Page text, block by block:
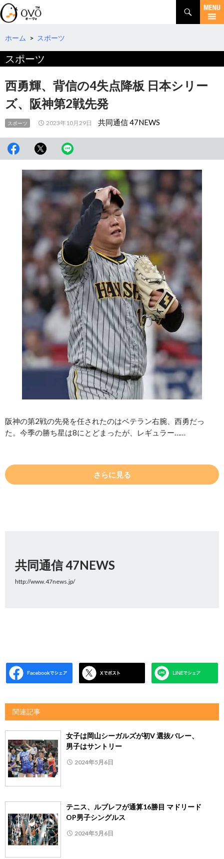
検
索
コ
テ
へ
移
動
ホーム > スポーツ
スポーツ
西勇輝、背信の4失点降板 日本シリー
ズ、阪神第2戦先発
スポーツ 2023年10月29日 共同通信 47NEWS
阪神の第2戦の先発を任されたのはベテラン右腕、西勇だっ
た。今季の勝ち星は8にとどまったが、レギュラー……
さらに見る
共同通信 47NEWS
http://www.47news.jp/
関連記事
女子は岡山シーガルズが初V 選抜バレー、
男子はサントリー
2024年5月6日
テニス、ルブレフが通算16勝目 マドリード
OP男子シングルス
2024年5月6日